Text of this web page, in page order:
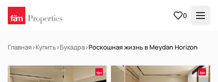
0
Главная›Купить›Букадра›Роскошная жизнь в Meydan Horizon
НА ПРОДАЖУ